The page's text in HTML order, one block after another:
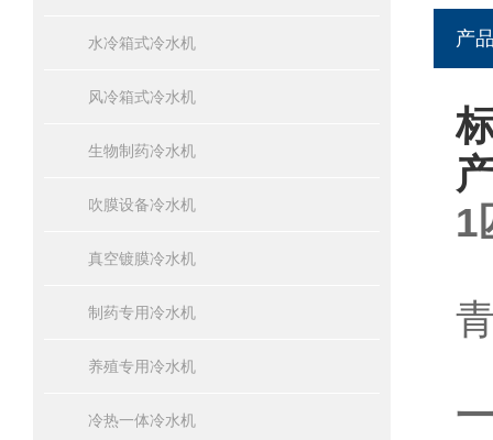
水冷箱式冷水机
风冷箱式冷水机
生物制药冷水机
吹膜设备冷水机
真空镀膜冷水机
制药专用冷水机
养殖专用冷水机
冷热一体冷水机
产
1